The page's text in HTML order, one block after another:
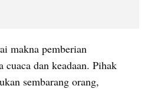
makna pemberian
cuaca dan keadaan. Pihak
sembarang orang,